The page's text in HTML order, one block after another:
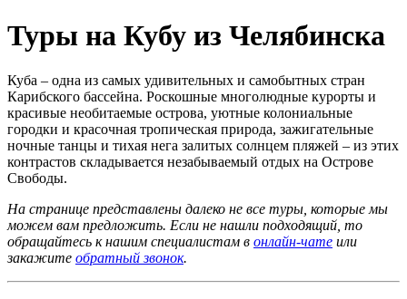
Туры на Кубу из Челябинска
Куба – одна из самых удивительных и самобытных стран
Карибского бассейна. Роскошные многолюдные курорты и
красивые необитаемые острова, уютные колониальные
городки и красочная тропическая природа, зажигательные
ночные танцы и тихая нега залитых солнцем пляжей – из этих
контрастов складывается незабываемый отдых на Острове
Свободы.
На странице представлены далеко не все туры, которые мы
можем вам предложить. Если не нашли подходящий, то
обращайтесь к нашим специалистам в онлайн-чате или
закажите обратный звонок.